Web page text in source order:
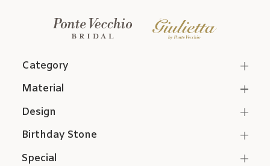
Category
Material
Design
Birthday Stone
Special